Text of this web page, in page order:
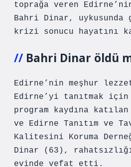
toprağa veren
Bahri Dinar,
krizi sonucu hayatını
Bahri Dinar öldü
Edirne’nin meşhur
Edirne’yi tanıtmak için
program kaydına
ve Edirne Tanıtım ve
Kalitesini Koruma
Dinar (63),
evinde vefat etti.